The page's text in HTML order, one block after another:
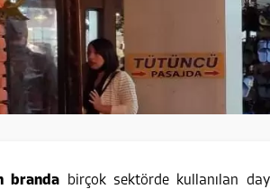
branda birçok sektörde kullanılan